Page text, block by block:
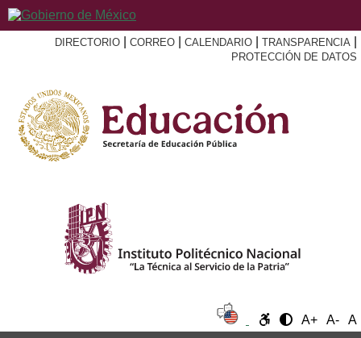
DIRECTORIO CORREO CALENDARIO TRANSPARENCIA
PROTECCIÓN DE DATOS
A+ A- A